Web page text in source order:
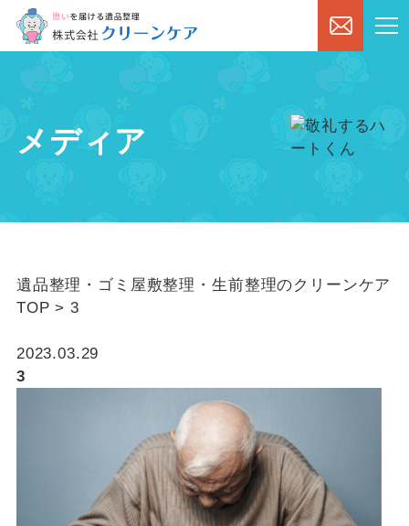
メディア
遺品整理・ゴミ屋敷整理・生前整理のクリーンケア
TOP > 3
2023.03.29
3